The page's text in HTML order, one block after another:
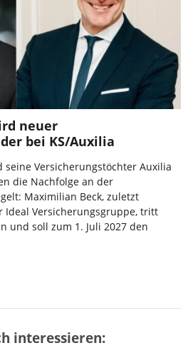
neuer
bei KS/Auxilia
seine Versicherungstöchter Auxilia
die Nachfolge an der
Maximilian Beck, zuletzt
Ideal Versicherungsgruppe, tritt
und soll zum 1. Juli 2027 den
interessieren: